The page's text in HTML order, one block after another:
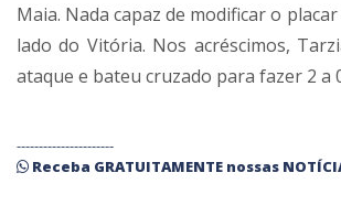
Maia. Nada capaz de modificar o
lado do Vitória. Nos acréscimos,
ataque e bateu cruzado para fazer 2 a
----------------------
Receba GRATUITAMENTE nossas